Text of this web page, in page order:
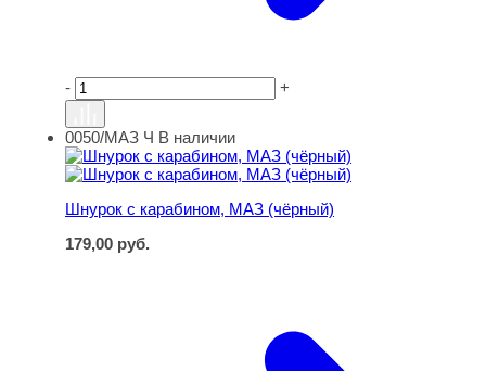
- +
Шнурок с карабином, МАЗ (чёрный)
0050/МАЗ Ч В наличии
Шнурок с карабином, МАЗ (чёрный)
179,00 руб.